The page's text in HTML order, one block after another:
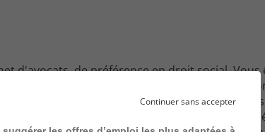
d'avocats, de préférence en droit social. Vous
Vous faîtes preuve de réactivité et
les équipes, les autres secrétaires, les
contribuer à l'amélioration continue des
Continuer sans accepter